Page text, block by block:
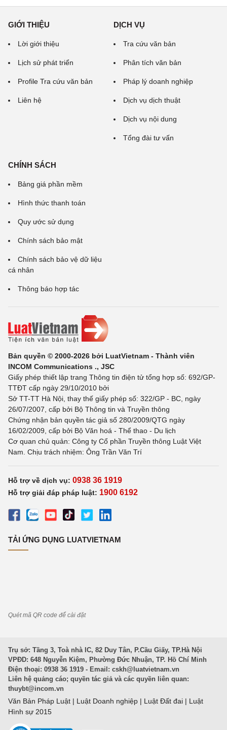
GIỚI THIỆU
Lời giới thiệu
Lịch sử phát triển
Profile Tra cứu văn bản
Liên hệ
DỊCH VỤ
Tra cứu văn bản
Phân tích văn bản
Pháp lý doanh nghiệp
Dịch vụ dịch thuật
Dịch vụ nội dung
Tổng đài tư vấn
CHÍNH SÁCH
Bảng giá phần mềm
Hình thức thanh toán
Quy ước sử dụng
Chính sách bảo mật
Chính sách bảo vệ dữ liệu
cá nhân
Thông báo hợp tác
Bản quyền © 2000-2026 bởi LuatVietnam - Thành viên
INCOM Communications ., JSC
Giấy phép thiết lập trang Thông tin điện tử tổng hợp số: 692/GP-
TTĐT cấp ngày 29/10/2010 bởi
Sở TT-TT Hà Nội, thay thế giấy phép số: 322/GP - BC, ngày
26/07/2007, cấp bởi Bộ Thông tin và Truyền thông
Chứng nhận bản quyền tác giả số 280/2009/QTG ngày
16/02/2009, cấp bởi Bộ Văn hoá - Thể thao - Du lịch
Cơ quan chủ quản: Công ty Cổ phần Truyền thông Luật Việt
Nam. Chịu trách nhiệm: Ông Trần Văn Trí
Hỗ trợ về dịch vụ: 0938 36 1919
Hỗ trợ giải đáp pháp luật: 1900 6192
TẢI ỨNG DỤNG LUATVIETNAM
Quét mã QR code để cài đặt
Trụ sở: Tầng 3, Toà nhà IC, 82 Duy Tân, P.Cầu Giấy, TP.Hà Nội
VPĐD: 648 Nguyễn Kiệm, Phường Đức Nhuận, TP. Hồ Chí Minh
Điện thoại: 0938 36 1919 - Email: cskh@luatvietnam.vn
Liên hệ quảng cáo; quyền tác giả và các quyền liên quan:
thuybt@incom.vn
Văn Bản Pháp Luật | Luật Doanh nghiệp | Luật Đất đai | Luật
Hình sự 2015